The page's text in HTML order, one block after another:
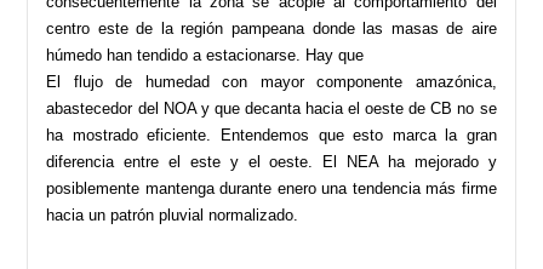
centro este de la región pampeana donde las masas de aire
húmedo han tendido a estacionarse. Hay que
El flujo de humedad con mayor componente amazónica,
abastecedor del NOA y que decanta hacia el oeste de CB no se
ha mostrado eficiente. Entendemos que esto marca la gran
diferencia entre el este y el oeste. El NEA ha mejorado y
posiblemente mantenga durante enero una tendencia más firme
hacia un patrón pluvial normalizado.